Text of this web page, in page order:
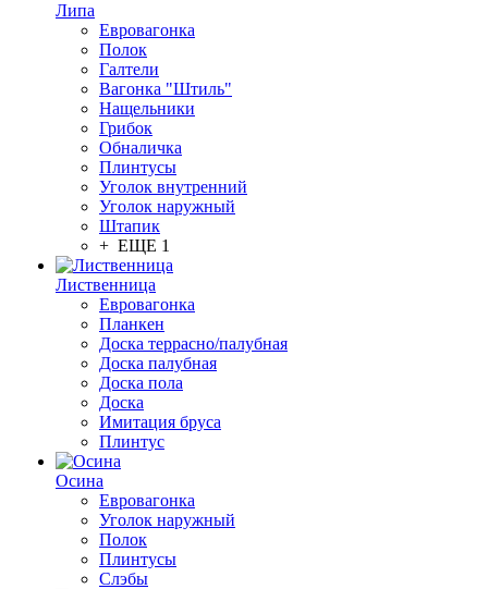
Липа
Евровагонка
Полок
Галтели
Вагонка "Штиль"
Нащельники
Грибок
Обналичка
Плинтусы
Уголок внутренний
Уголок наружный
Штапик
+ ЕЩЕ 1
Лиственница
Евровагонка
Планкен
Доска террасно/палубная
Доска палубная
Доска пола
Доска
Имитация бруса
Плинтус
Осина
Евровагонка
Уголок наружный
Полок
Плинтусы
Слэбы